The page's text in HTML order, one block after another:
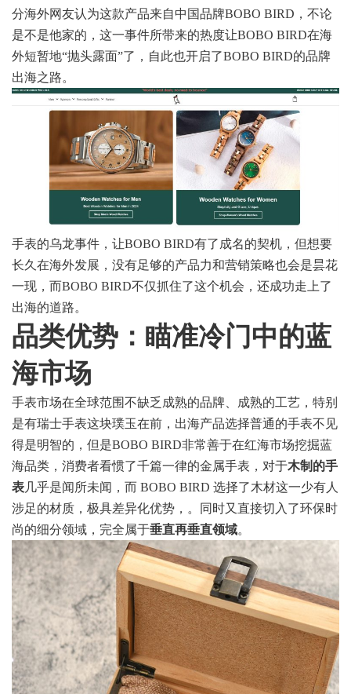
分海外网友认为这款产品来自中国品牌BOBO BIRD，不论
是不是他家的，这一事件所带来的热度让BOBO BIRD在海
外短暂地“抛头露面”了，自此也开启了BOBO BIRD的品牌
出海之路。
手表的乌龙事件，让BOBO BIRD有了成名的契机，但想要
长久在海外发展，没有足够的产品力和营销策略也会是昙花
一现，而BOBO BIRD不仅抓住了这个机会，还成功走上了
出海的道路。
品类优势： 瞄准冷门中的蓝
海市场
手表市场在全球范围不缺乏成熟的品牌、成熟的工艺，特别
是有瑞士手表这块璞玉在前，出海产品选择普通的手表不见
得是明智的，但是BOBO BIRD非常善于在红海市场挖掘蓝
海品类，消费者看惯了千篇一律的金属手表，对于木制的手
表几乎是闻所未闻，而 BOBO BIRD 选择了木材这一少有人
涉足的材质，极具差异化优势，。同时又直接切入了环保时
尚的细分领域，完全属于垂直再垂直领域。